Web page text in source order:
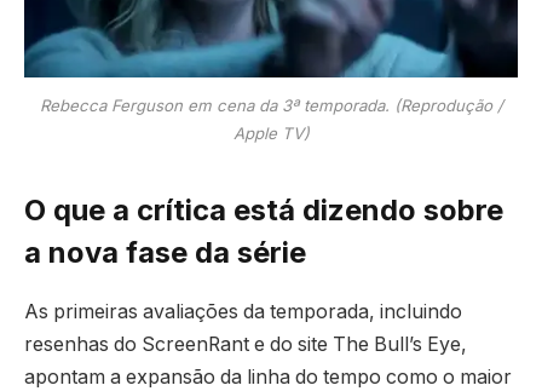
Rebecca Ferguson em cena da 3ª temporada. (Reprodução /
Apple TV)
O que a crítica está dizendo sobre
a nova fase da série
As primeiras avaliações da temporada, incluindo
resenhas do ScreenRant e do site The Bull’s Eye,
apontam a expansão da linha do tempo como o maior